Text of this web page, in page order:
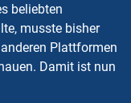
beliebten
musste bisher
Plattformen
Damit ist nun